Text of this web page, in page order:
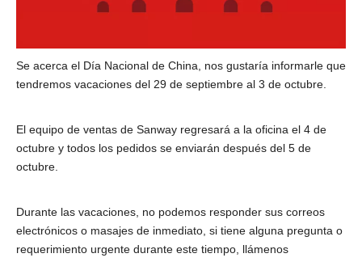
Se acerca el Día Nacional de China, nos gustaría informarle que
tendremos vacaciones del 29 de septiembre al 3 de octubre.
El equipo de ventas de Sanway regresará a la oficina el 4 de
octubre y todos los pedidos se enviarán después del 5 de
octubre.
Durante las vacaciones, no podemos responder sus correos
electrónicos o masajes de inmediato, si tiene alguna pregunta o
requerimiento urgente durante este tiempo, llámenos